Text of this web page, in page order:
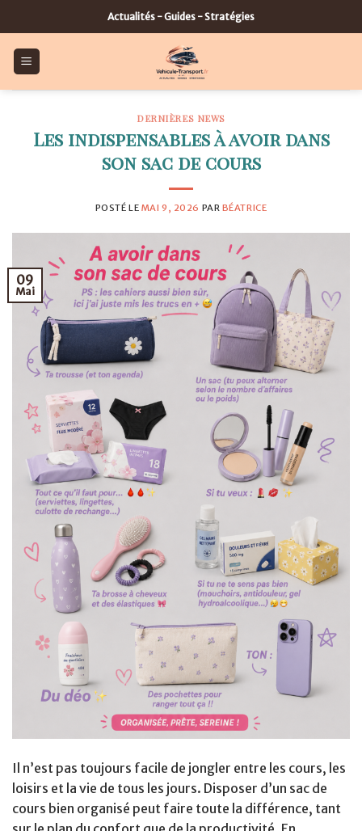
to
content
Actualités - Guides - Stratégies
DERNIÈRES NEWS
Les indispensables à avoir dans
son sac de cours
POSTÉ LE MAI 9, 2026 PAR BÉATRICE
09
Mai
Il n’est pas toujours facile de jongler entre les cours, les
loisirs et la vie de tous les jours. Disposer d’un sac de
cours bien organisé peut faire toute la différence, tant